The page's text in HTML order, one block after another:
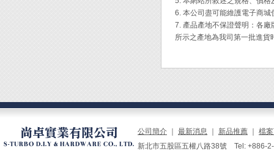
◆ 亮度
◆ 架
◆ 玻璃
藝品
6. 本公司盡可能維護電子商
7. 產品產地不保證聲明：各
所示之產地為我司第一批進
公司簡介 最新消息 新品推薦
檔
新北市五股區五權八路38號 Tel: